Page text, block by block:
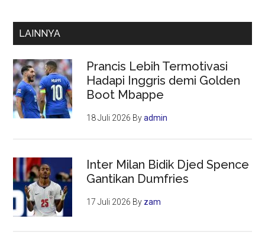
U-
di
TC
LAINNYA
Prancis Lebih Termotivasi
Hadapi Inggris demi Golden
Boot Mbappe
18 Juli 2026 Byadmin
Inter Milan Bidik Djed Spence
Gantikan Dumfries
17 Juli 2026 By zam